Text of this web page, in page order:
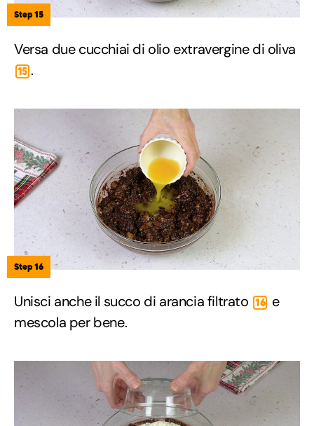
Step 15
Versa due cucchiai di olio extravergine di oliva
15 .
Step 16
Unisci anche il succo di arancia filtrato 16 e
mescola per bene.